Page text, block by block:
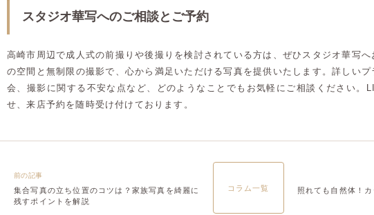
スタジオ華写へのご相談とご予約
高崎市周辺で成人式の前撮りや後撮りを検討されている方は、ぜひスタジオ華写
の空間と無制限の撮影で、心から満足いただける写真を提供いたします。詳しい
会、撮影に関する不安な点など、どのようなことでもお気軽にご相談ください。
せ、来店予約を随時受け付けております。
前の記事
集合写真の立ち位置のコツは？家族写真を綺麗に
残すポイントを解説
コラム一覧
照れても自然体！
大宮店
大宮店